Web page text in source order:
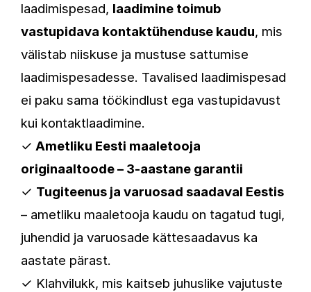
laadimispesad, laadimine toimub
vastupidava kontaktühenduse kaudu, mis
välistab niiskuse ja mustuse sattumise
laadimispesadesse. Tavalised laadimispesad
ei paku sama töökindlust ega vastupidavust
kui kontaktlaadimine.
✓ Ametliku Eesti maaletooja
originaaltoode – 3-aastane garantii
✓ Tugiteenus ja varuosad saadaval Eestis
– ametliku maaletooja kaudu on tagatud tugi,
juhendid ja varuosade kättesaadavus ka
aastate pärast.
✓ Klahvilukk, mis kaitseb juhuslike vajutuste